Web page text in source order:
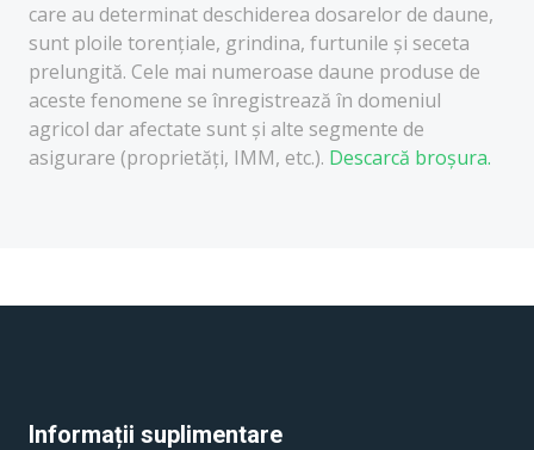
care au determinat deschiderea dosarelor de daune,
sunt ploile torențiale, grindina, furtunile și seceta
prelungită. Cele mai numeroase daune produse de
aceste fenomene se înregistrează în domeniul
agricol dar afectate sunt și alte segmente de
asigurare (proprietăți, IMM, etc.). Descarcă broșura.
Informații suplimentare